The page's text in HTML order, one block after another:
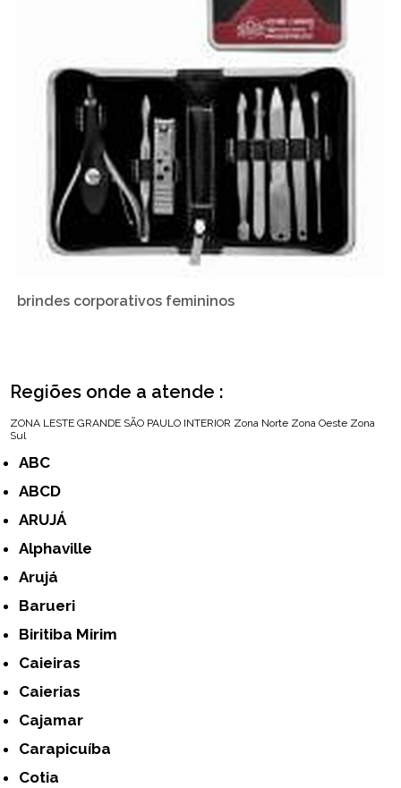
brindes corporativos femininos
Regiões onde a atende :
ZONA LESTE GRANDE SÃO PAULO INTERIOR Zona Norte Zona Oeste Zona
Sul
ABC
ABCD
ARUJÁ
Alphaville
Arujá
Barueri
Biritiba Mirim
Caieiras
Caierias
Cajamar
Carapicuíba
Cotia